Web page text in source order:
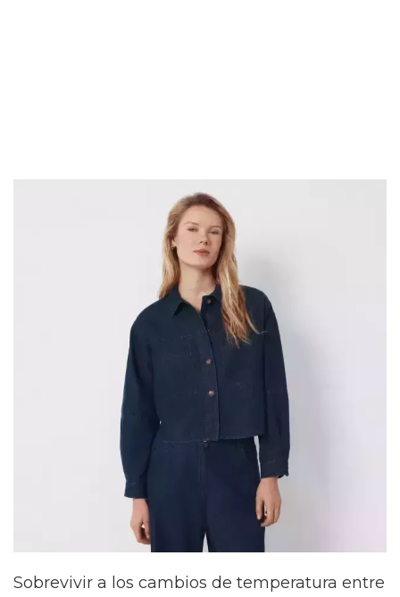
Sobrevivir a los cambios de temperatura entre